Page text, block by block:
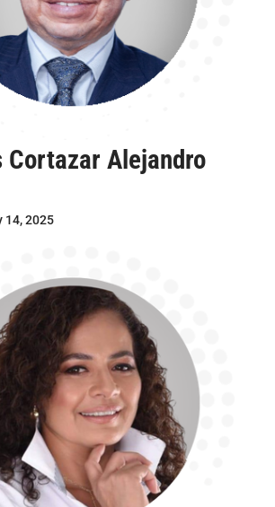
Cortazar Alejandro
14, 2025